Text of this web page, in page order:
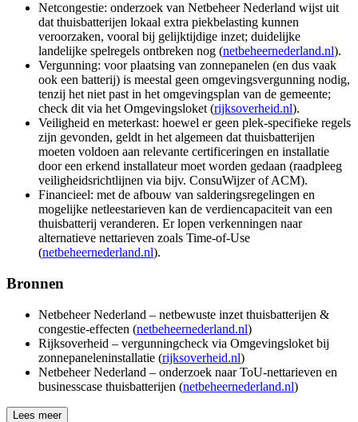
Netcongestie: onderzoek van Netbeheer Nederland wijst uit
dat thuisbatterijen lokaal extra piekbelasting kunnen
veroorzaken, vooral bij gelijktijdige inzet; duidelijke
landelijke spelregels ontbreken nog (netbeheernederland.nl).
Vergunning: voor plaatsing van zonnepanelen (en dus vaak
ook een batterij) is meestal geen omgevingsvergunning nodig,
tenzij het niet past in het omgevingsplan van de gemeente;
check dit via het Omgevingsloket (rijksoverheid.nl).
Veiligheid en meterkast: hoewel er geen plek-specifieke regels
zijn gevonden, geldt in het algemeen dat thuisbatterijen
moeten voldoen aan relevante certificeringen en installatie
door een erkend installateur moet worden gedaan (raadpleeg
veiligheidsrichtlijnen via bijv. ConsuWijzer of ACM).
Financieel: met de afbouw van salderingsregelingen en
mogelijke netleestarieven kan de verdiencapaciteit van een
thuisbatterij veranderen. Er lopen verkenningen naar
alternatieve nettarieven zoals Time-of-Use
(netbeheernederland.nl).
Bronnen
Netbeheer Nederland – netbewuste inzet thuisbatterijen &
congestie-effecten (netbeheernederland.nl)
Rijksoverheid – vergunningcheck via Omgevingsloket bij
zonnepaneleninstallatie (rijksoverheid.nl)
Netbeheer Nederland – onderzoek naar ToU-nettarieven en
businesscase thuisbatterijen (netbeheernederland.nl)
Lees meer